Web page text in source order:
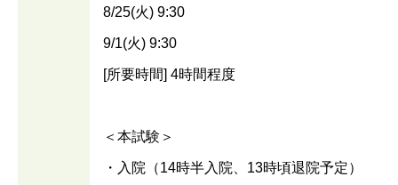
8/25(火) 9:30
9/1(火) 9:30
[所要時間] 4時間程度
＜本試験＞
・入院（14時半入院、13時頃退院予定）